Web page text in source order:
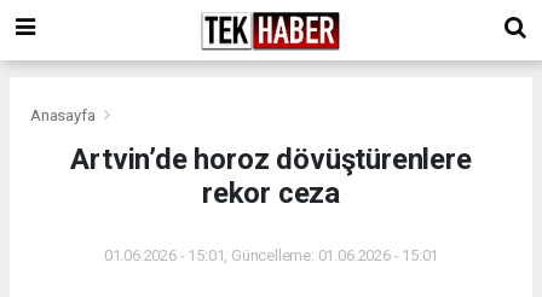
Anasayfa
Artvin’de horoz dövüştürenlere
rekor ceza
01.06.2026 - 15:01, Güncelleme: 01.06.2026 - 15:01